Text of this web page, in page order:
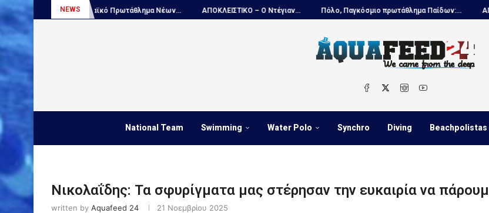
NEWS
Ευρωπαϊκό Πρωτάθλημα Νέων... ΑΠΟΚΛΕΙΣΤΙΚΟ – Ο Ντέγιαν... Πόλο, Παγκόσμιο πρωτάθλημα Παίδων:... ΑΠΟΚΛΕΙΣΤΙΚΟ –
National Team Swimming Water Polo Synchro Diving Beachpolistas
Νικολαΐδης: Τα σφυρίγματα μας στέρησαν την ευκαιρία να
written by Aquafeed 24 21 Νοεμβρίου 2025